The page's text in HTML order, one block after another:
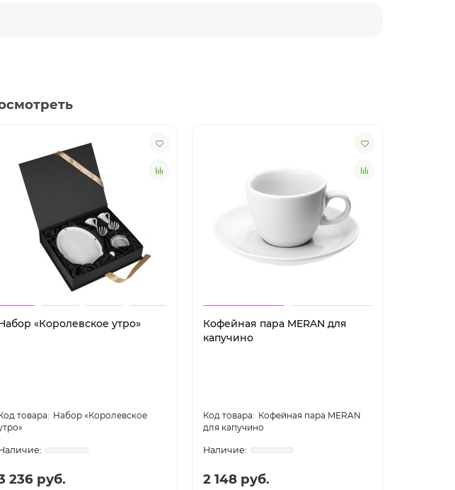
«Королевское утро»
Набор «Королевское
236 руб.
Кофейная пара MERAN для
капучино
Кофейная пара MERAN
для капучино
2 148 руб.